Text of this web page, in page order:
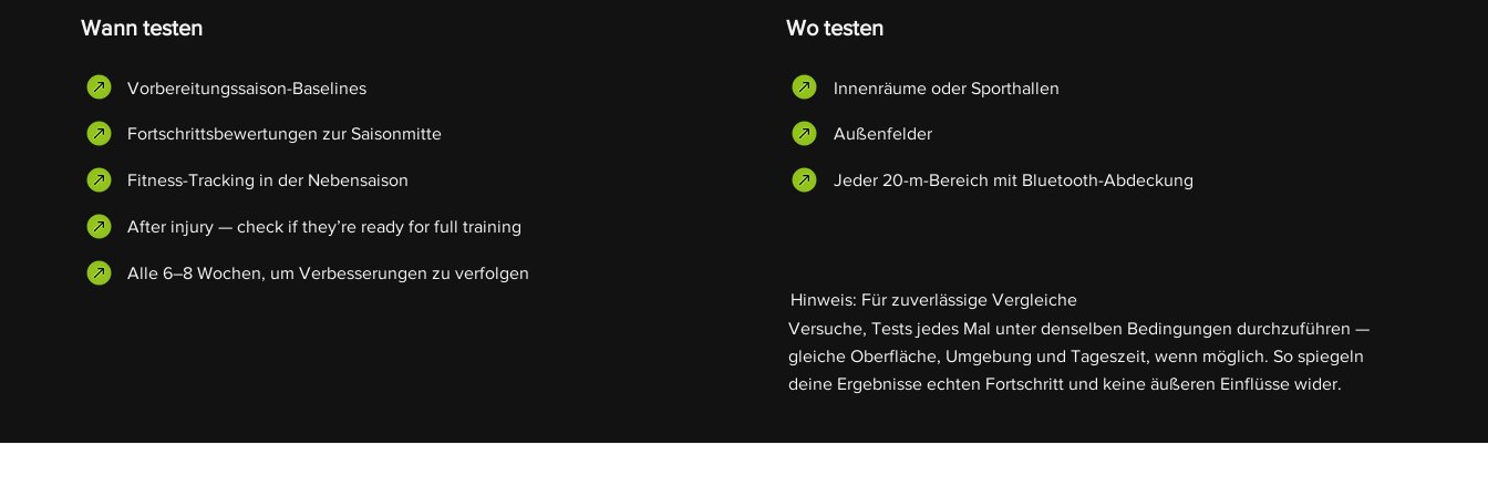
Wann testen
Vorbereitungssaison-Baselines
Fortschrittsbewertungen zur Saisonmitte
Fitness-Tracking in der Nebensaison
After injury — check if they’re ready for full training
Alle 6–8 Wochen, um Verbesserungen zu verfolgen
Wo testen
Innenräume oder Sporthallen
Außenfelder
Jeder 20-m-Bereich mit Bluetooth-Abdeckung
Versuche, Tests jedes Mal unter denselben Bedingungen durchzuführen —
gleiche Oberfläche, Umgebung und Tageszeit, wenn möglich. So spiegeln
deine Ergebnisse echten Fortschritt und keine äußeren Einflüsse wider.
Hinweis: Für zuverlässige Vergleiche